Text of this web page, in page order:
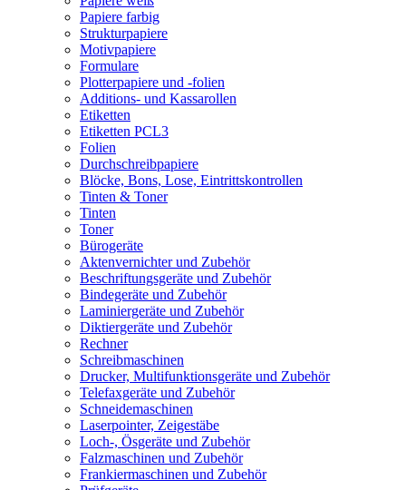
Papiere farbig
Strukturpapiere
Motivpapiere
Formulare
Plotterpapiere und -folien
Additions- und Kassarollen
Etiketten
Etiketten PCL3
Folien
Durchschreibpapiere
Blöcke, Bons, Lose, Eintrittskontrollen
Tinten & Toner
Tinten
Toner
Bürogeräte
Aktenvernichter und Zubehör
Beschriftungsgeräte und Zubehör
Bindegeräte und Zubehör
Laminiergeräte und Zubehör
Diktiergeräte und Zubehör
Rechner
Schreibmaschinen
Drucker, Multifunktionsgeräte und Zubehör
Telefaxgeräte und Zubehör
Schneidemaschinen
Laserpointer, Zeigestäbe
Loch-, Ösgeräte und Zubehör
Falzmaschinen und Zubehör
Frankiermaschinen und Zubehör